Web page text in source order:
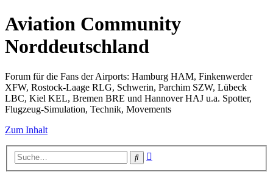
Aviation Community
Norddeutschland
Forum für die Fans der Airports: Hamburg HAM, Finkenwerder
XFW, Rostock-Laage RLG, Schwerin, Parchim SZW, Lübeck
LBC, Kiel KEL, Bremen BRE und Hannover HAJ u.a. Spotter,
Flugzeug-Simulation, Technik, Movements
Zum Inhalt
Suche